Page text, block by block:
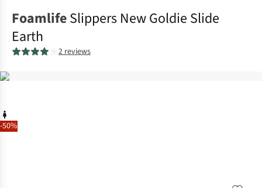
-50%
FoamlifeSlippers New Goldie Slide
Earth
2 reviews